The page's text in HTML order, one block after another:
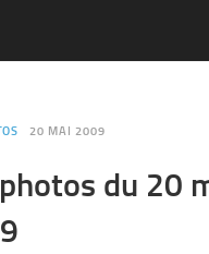
20 MAI 2009
du 20